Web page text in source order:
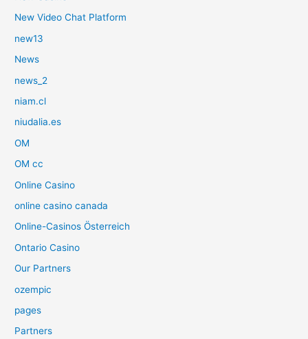
New Video Chat Platform
new13
News
news_2
niam.cl
niudalia.es
OM
OM cc
Online Casino
online casino canada
Online-Casinos Österreich
Ontario Casino
Our Partners
ozempic
pages
Partners